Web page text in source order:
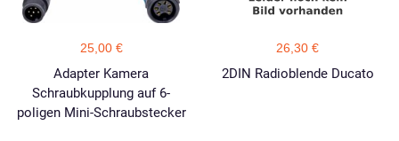
25,00 €
Adapter Kamera
Schraubkupplung auf 6-
poligen Mini-Schraubstecker
26,30 €
2DIN Radioblende Ducato